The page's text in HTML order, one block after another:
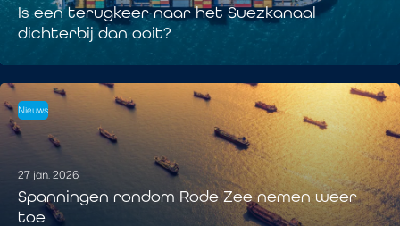
Is een terugkeer naar het Suezkanaal
dichterbij dan ooit?
Nieuws
27 jan. 2026
Spanningen rondom Rode Zee nemen weer
toe